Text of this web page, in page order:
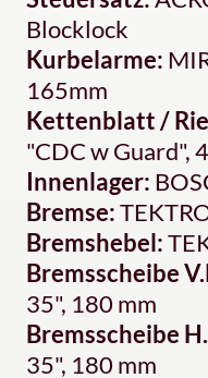
Blocklock
Kurbelarme:
165mm
Kettenblatt /
"CDC w Guard",
Innenlager:
Bremse:
Bremshebel:
Bremsscheibe
35", 180 mm
Bremsscheibe
35", 180 mm